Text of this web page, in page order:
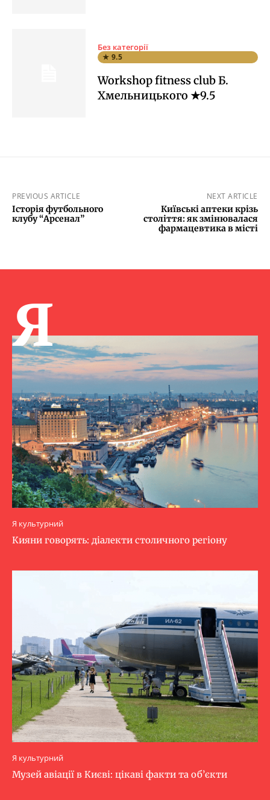
Без категорії
★ 9.5
Workshop fitness club Б.
Хмельницького ★9.5
PREVIOUS ARTICLE
Історія футбольного
клубу “Арсенал”
NEXT ARTICLE
Київські аптеки крізь
століття: як змінювалася
фармацевтика в місті
Я
Я культурний
Кияни говорять: діалекти столичного регіону
Я культурний
Музей авіації в Києві: цікаві факти та об’єкти